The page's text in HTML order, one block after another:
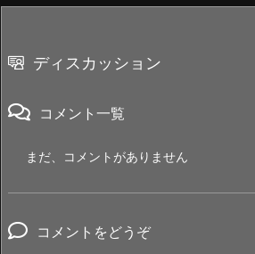
ディスカッション
コメント一覧
まだ、コメントがありません
コメントをどうぞ